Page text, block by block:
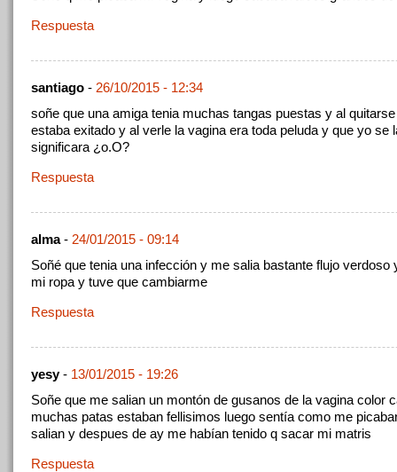
Respuesta
santiago - 26/10/2015 - 12:34
soñe que una amiga tenia muchas tangas puestas y al
estaba exitado y al verle la vagina era toda peluda y que yo se
significara ¿o.O?
Respuesta
alma- 24/01/2015 - 09:14
Soñé que tenia una infección y me salia bastante flujo verdoso
mi ropa y tuve que cambiarme
Respuesta
yesy- 13/01/2015 - 19:26
Soñe que me salian un montón de gusanos de la vagina color
muchas patas estaban fellisimos luego sentía como me
salian y despues de ay me habían tenido q sacar mi matris
Respuesta